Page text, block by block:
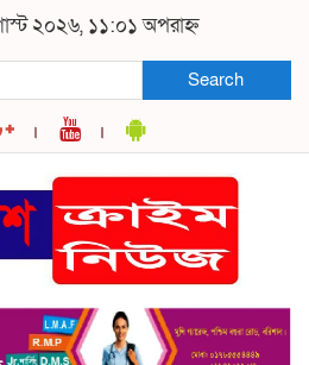
২০২৬, ১১:০১ অপরাহ্ন
Search